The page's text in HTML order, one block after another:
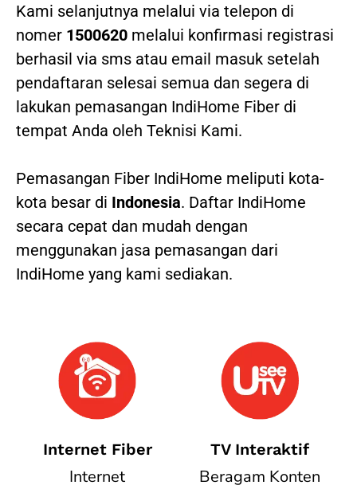
Kami selanjutnya melalui via telepon di
nomer 1500620 melalui konfirmasi registrasi
berhasil via sms atau email masuk setelah
pendaftaran selesai semua dan segera di
lakukan pemasangan IndiHome Fiber di
tempat Anda oleh Teknisi Kami.
Pemasangan Fiber IndiHome meliputi kota-
kota besar di Indonesia. Daftar IndiHome
secara cepat dan mudah dengan
menggunakan jasa pemasangan dari
IndiHome yang kami sediakan.
Internet Fiber
Internet
TV Interaktif
Beragam Konten